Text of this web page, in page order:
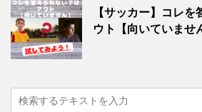
【サッカー】コレ
ウト【向いていませ